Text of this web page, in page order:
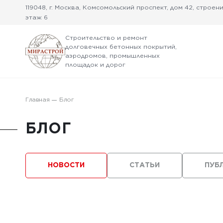
119048, г. Москва, Комсомольский проспект, дом 42,
этаж 6
Строительство и ремонт
долговечных бетонных покрытий,
аэродромов, промышленных
площадок и дорог
Главная Блог
БЛОГ
НОВОСТИ СТАТЬИ